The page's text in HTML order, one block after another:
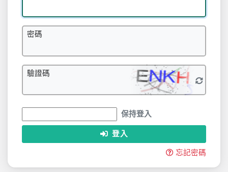
密碼
驗證碼
保持登入
登入
忘記密碼